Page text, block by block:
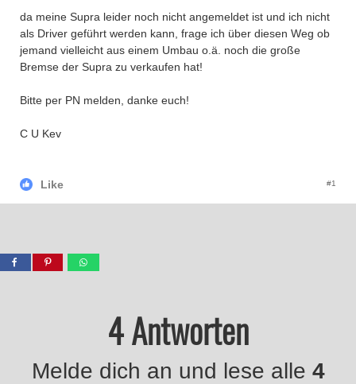
da meine Supra leider noch nicht angemeldet ist und ich nicht
als Driver geführt werden kann, frage ich über diesen Weg ob
jemand vielleicht aus einem Umbau o.ä. noch die große
Bremse der Supra zu verkaufen hat!
Bitte per PN melden, danke euch!
C U Kev
Like #1
4 Antworten
Melde dich an und lese alle 4